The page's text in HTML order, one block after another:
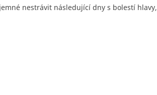
nestrávit následující dny s bolestí hlavy,